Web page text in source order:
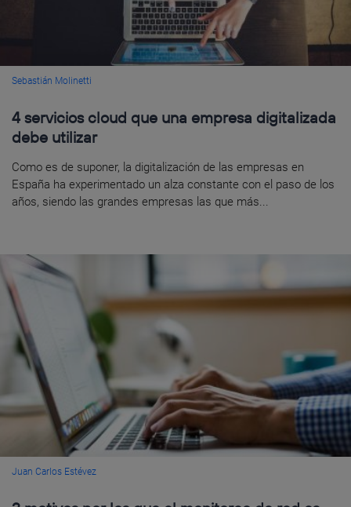
Sebastián Molinetti
4 servicios cloud que una empresa digitalizada
debe utilizar
Como es de suponer, la digitalización de las empresas en
España ha experimentado un alza constante con el paso de los
años, siendo las grandes empresas las que más...
Juan Carlos Estévez